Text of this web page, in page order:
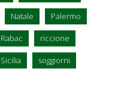
Natale Palermo
Rabac riccione
Sicilia soggiorni